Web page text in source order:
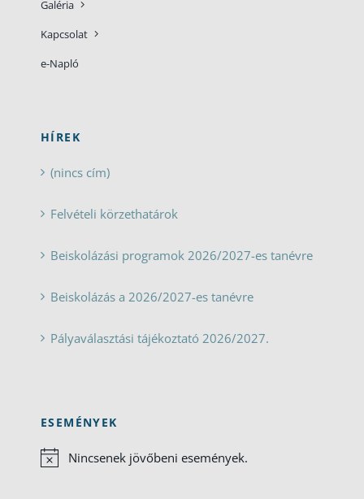
Galéria
Kapcsolat
e-Napló
HÍREK
(nincs cím)
Felvételi körzethatárok
Beiskolázási programok 2026/2027-es tanévre
Beiskolázás a 2026/2027-es tanévre
Pályaválasztási tájékoztató 2026/2027.
ESEMÉNYEK
Notice
Nincsenek jövőbeni események.